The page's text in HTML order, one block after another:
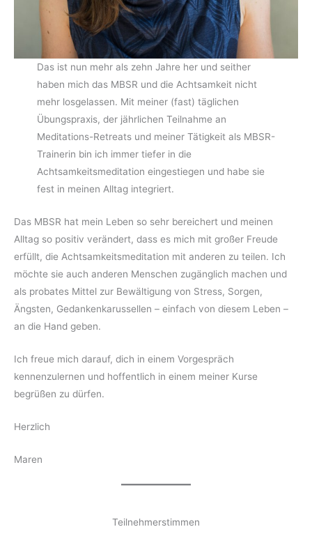
Das ist nun mehr als zehn Jahre her und seither
haben mich das MBSR und die Achtsamkeit nicht
mehr losgelassen. Mit meiner (fast) täglichen
Übungspraxis, der jährlichen Teilnahme an
Meditations-Retreats und meiner Tätigkeit als MBSR-
Trainerin bin ich immer tiefer in die
Achtsamkeitsmeditation eingestiegen und habe sie
fest in meinen Alltag integriert.
Das MBSR hat mein Leben so sehr bereichert und meinen
Alltag so positiv verändert, dass es mich mit großer Freude
erfüllt, die Achtsamkeitsmeditation mit anderen zu teilen. Ich
möchte sie auch anderen Menschen zugänglich machen und
als probates Mittel zur Bewältigung von Stress, Sorgen,
Ängsten, Gedankenkarussellen – einfach von diesem Leben –
an die Hand geben.
Ich freue mich darauf, dich in einem Vorgespräch
kennenzulernen und hoffentlich in einem meiner Kurse
begrüßen zu dürfen.
Herzlich
Maren
Teilnehmerstimmen